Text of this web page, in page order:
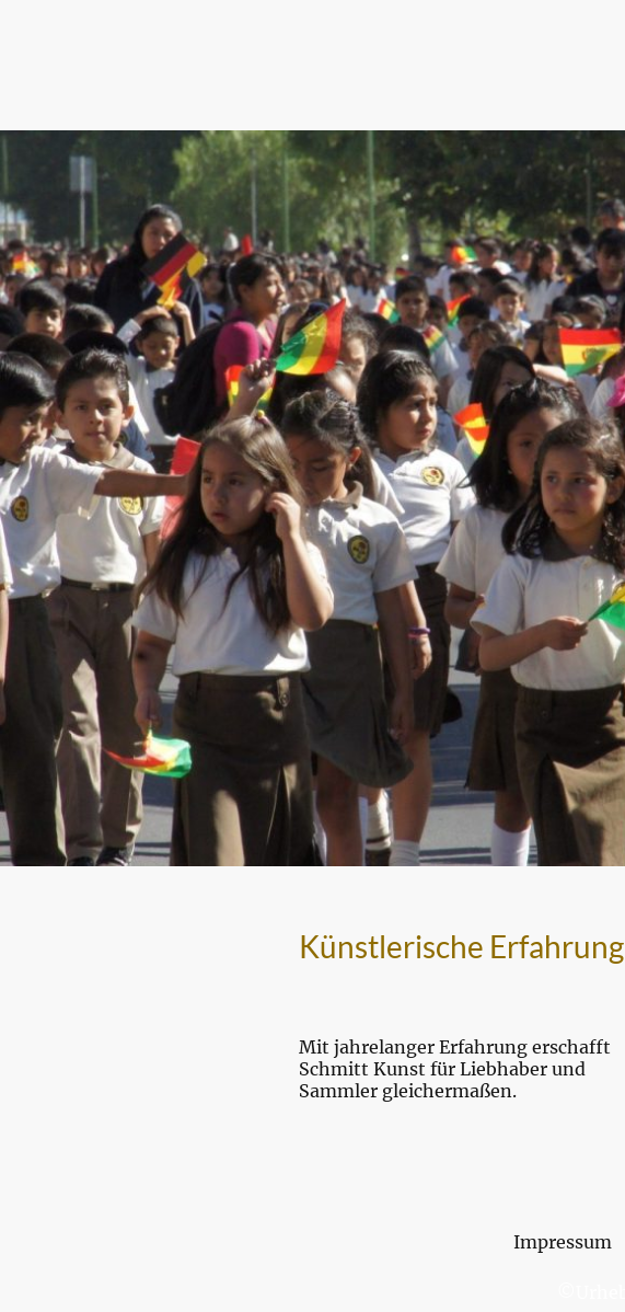
Künstlerische Erfahrung
Mit jahrelanger Erfahrung erschafft
Schmitt Kunst für Liebhaber und
Sammler gleichermaßen.
Impressum